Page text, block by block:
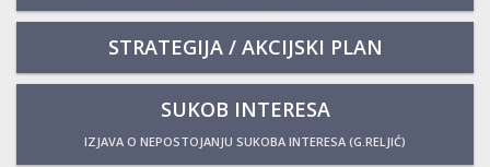
STRATEGIJA / AKCIJSKI PLAN
SUKOB INTERESA
IZJAVA O NEPOSTOJANJU SUKOBA INTERESA (G.RELJIĆ)